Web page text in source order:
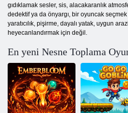
gıdıklamak sesler, sis, alacakaranlık
dedektif ya da önyargı, bir oyuncak
yaratıcılık, pişirme, dayalı yatak, uygun
heyecanlandırmak için değil.
En yeni Nesne Toplama